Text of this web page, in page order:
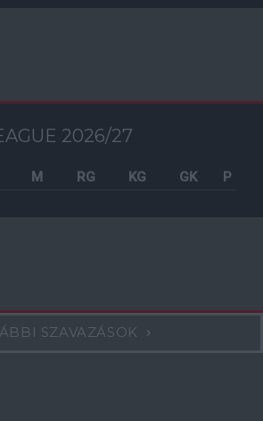
2026/27
M RG KG GK P
SZAVAZÁSOK